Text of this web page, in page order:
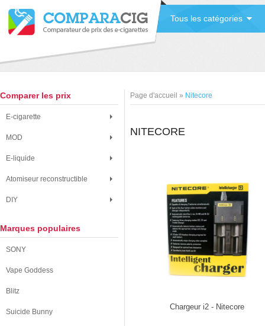
Tous les catégories
Comparer les prix
E-cigarette
MOD
E-liquide
Atomiseur reconstructible
DIY
Marques populaires
SONY
Vape Goddess
Blitz
Suicide Bunny
Page d'accueil » Nitecore
NITECORE
Chargeur i2 - Nitecore